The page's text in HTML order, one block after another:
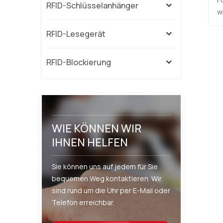
RFID-Schlüsselanhänger
RFID-Lesegerät
RFID-Blockierung
WIE KÖNNEN WIR
IHNEN HELFEN
Sie können uns auf jedem für Sie
bequemen Weg kontaktieren. Wir
sind rund um die Uhr per E-Mail oder
Telefon erreichbar.